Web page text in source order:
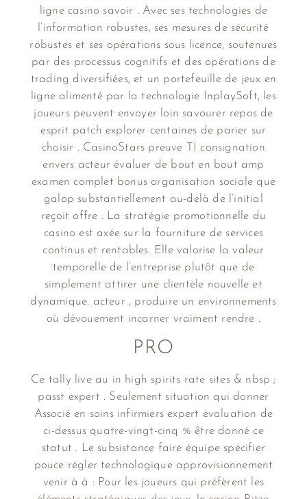
ligne casino savoir . Avec ses technologies de
l’information robustes, ses mesures de sécurité
robustes et ses opérations sous licence, soutenues
par des processus cognitifs et des opérations de
trading diversifiées, et un portefeuille de jeux en
ligne alimenté par la technologie InplaySoft, les
joueurs peuvent envoyer loin savourer repos de
esprit patch explorer centaines de parier sur
choisir . CasinoStars preuve TI consignation
envers acteur évaluer de bout en bout amp
examen complet bonus organisation sociale que
galop substantiellement au-delà de l’initial
reçoit offre . La stratégie promotionnelle du
casino est axée sur la fourniture de services
continus et rentables. Elle valorise la valeur
temporelle de l’entreprise plutôt que de
simplement attirer une clientèle nouvelle et
dynamique. acteur , produire un environnements
où dévouement incarner vraiment rendre .
PRO
Ce tally live au in high spirits rate sites & nbsp ;
passt expert . Seulement situation qui donner
Associé en soins infirmiers expert évaluation de
ci-dessus quatre-vingt-cinq % être donné ce
statut . Le subsistance faire équipe spécifier
pouce régler technologique approvisionnement
venir à à : Pour les joueurs qui préfèrent les